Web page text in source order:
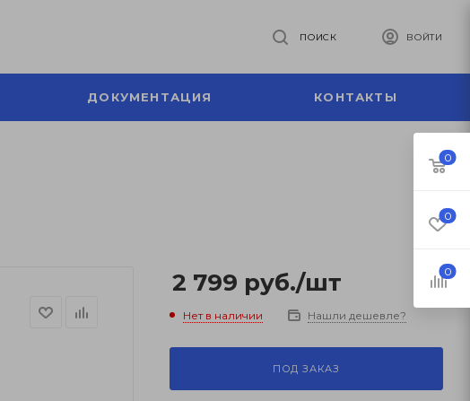
ВОЙТИ
ПОИСК
ДОКУМЕНТАЦИЯ КОНТАКТЫ
2 799 руб./шт
Нет в наличии Нашли дешевле?
ПОД ЗАКАЗ
0
0
0